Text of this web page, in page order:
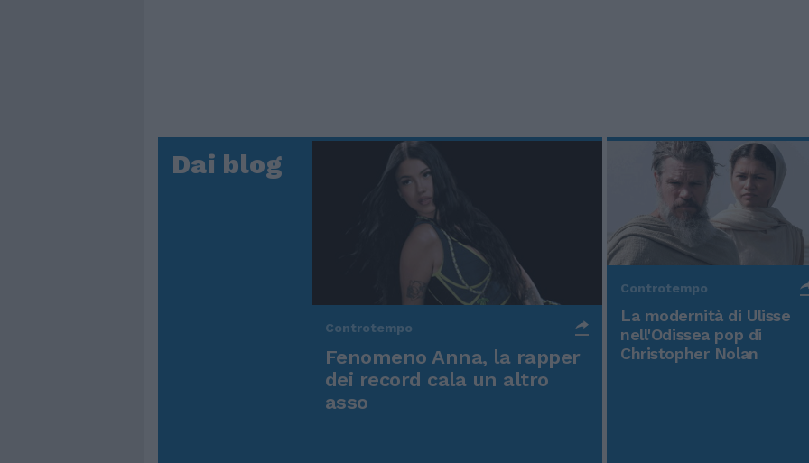
Dai blog
Controtempo
Fenomeno Anna, la rapper
dei record cala un altro
asso
Controtempo
La modernità di Ulisse
nell'Odissea pop di
Christopher Nolan